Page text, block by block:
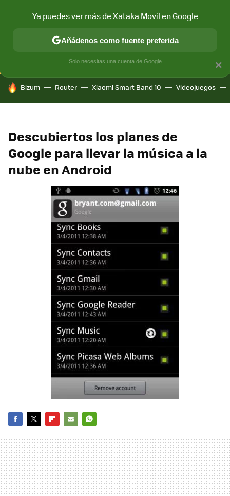
CONECTIVIDAD MÓVIL Y SOCIEDAD APLICACIONES
HOY SE HABLA DE
Bizum Router Xiaomi Smart Band 10 Videojuegos
Descubiertos los planes de
Google para llevar la música a la
nube en Android
MAIL
×
Ya puedes ver más de Xataka Movil en Google
Añádenos como fuente preferida
Solo necesitas una cuenta de Google